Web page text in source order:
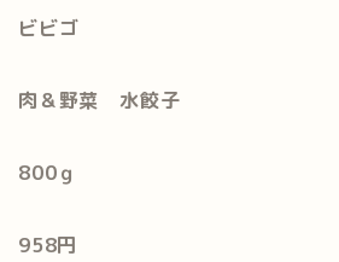
ビビゴ
肉＆野菜 水餃子
800ｇ
958円